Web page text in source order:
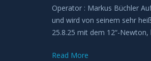
Operator : Markus Büchler
und wird von seinem sehr
25.8.25 mit dem 12“-
Read More